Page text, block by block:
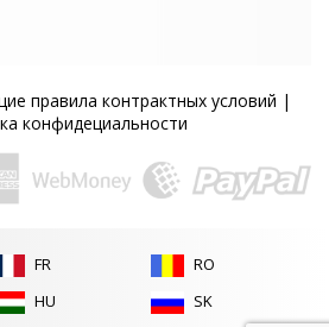
правила контрактных условий |
конфидециальности
FR
HU
RO
SK